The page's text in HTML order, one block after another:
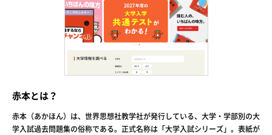
赤本とは？
赤本（あかほん）は、世界思想社教学社が発行している、大学・学部別の大
学入試過去問題集の俗称である。正式名称は「大学入試シリーズ」。表紙が